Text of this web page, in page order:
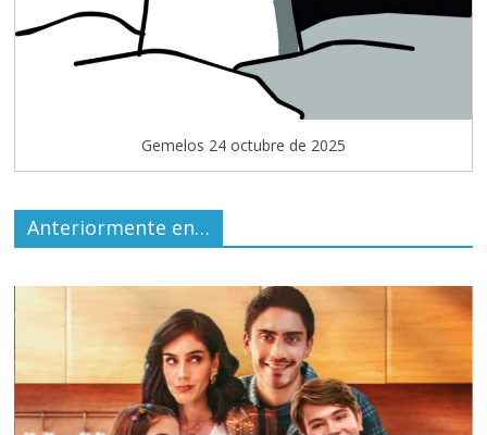
Gemelos 24 octubre de 2025
Anteriormente en…